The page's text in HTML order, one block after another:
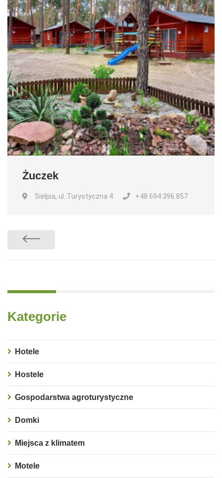
Żuczek
Sielpia, ul. Turystyczna 4 +48 694 396 857
Kategorie
Hotele
Hostele
Gospodarstwa agroturystyczne
Domki
Miejsca z klimatem
Motele